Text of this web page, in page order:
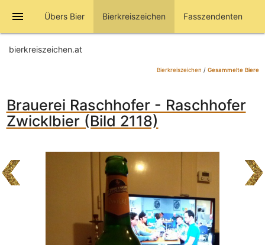
menu Übers Bier Bierkreiszeichen Fasszendenten
bierkreiszeichen.at
Bierkreiszeichen / Gesammelte Biere
Brauerei Raschhofer - Raschhofer
Zwicklbier (Bild 2118)